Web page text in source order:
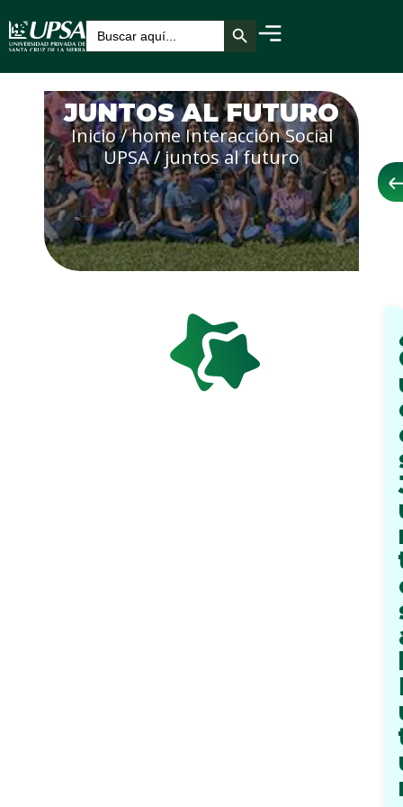
Buscar: Botón de búsqueda
JUNTOS AL FUTURO
Inicio/home Interacción Social
UPSA/juntos al futuro